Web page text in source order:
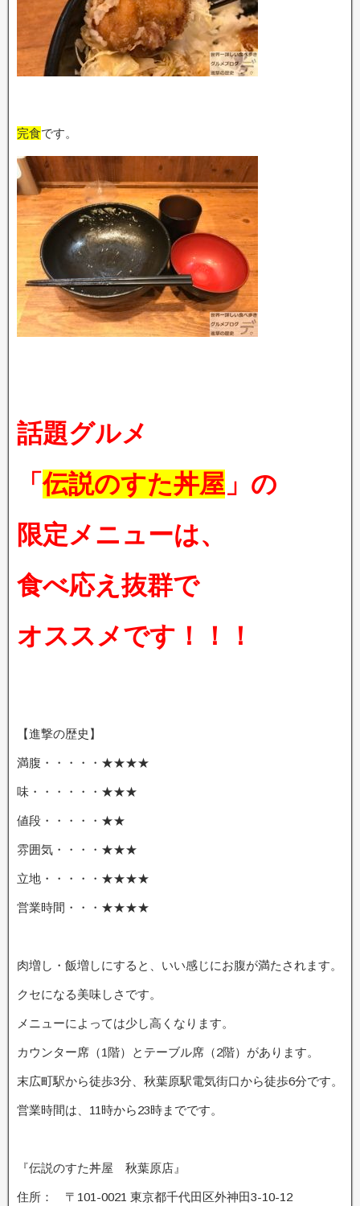
完食です。
話題グルメ
「伝説のすた丼屋 」の
限定メニューは、
食べ応え抜群で
オススメです！！！
【進撃の歴史】
満腹・・・・・★★★★
味・・・・・・★★★
値段・・・・・★★
雰囲気・・・・★★★
立地・・・・・★★★★
営業時間・・・★★★★
肉増し・飯増しにすると、いい感じにお腹が満たされます。
クセになる美味しさです。
メニューによっては少し高くなります。
カウンター席（1階）とテーブル席（2階）があります。
末広町駅から徒歩3分、秋葉原駅電気街口から徒歩6分です。
営業時間は、11時から23時までです。
『伝説のすた丼屋 秋葉原店』
住所： 〒101-0021 東京都千代田区外神田3-10-12